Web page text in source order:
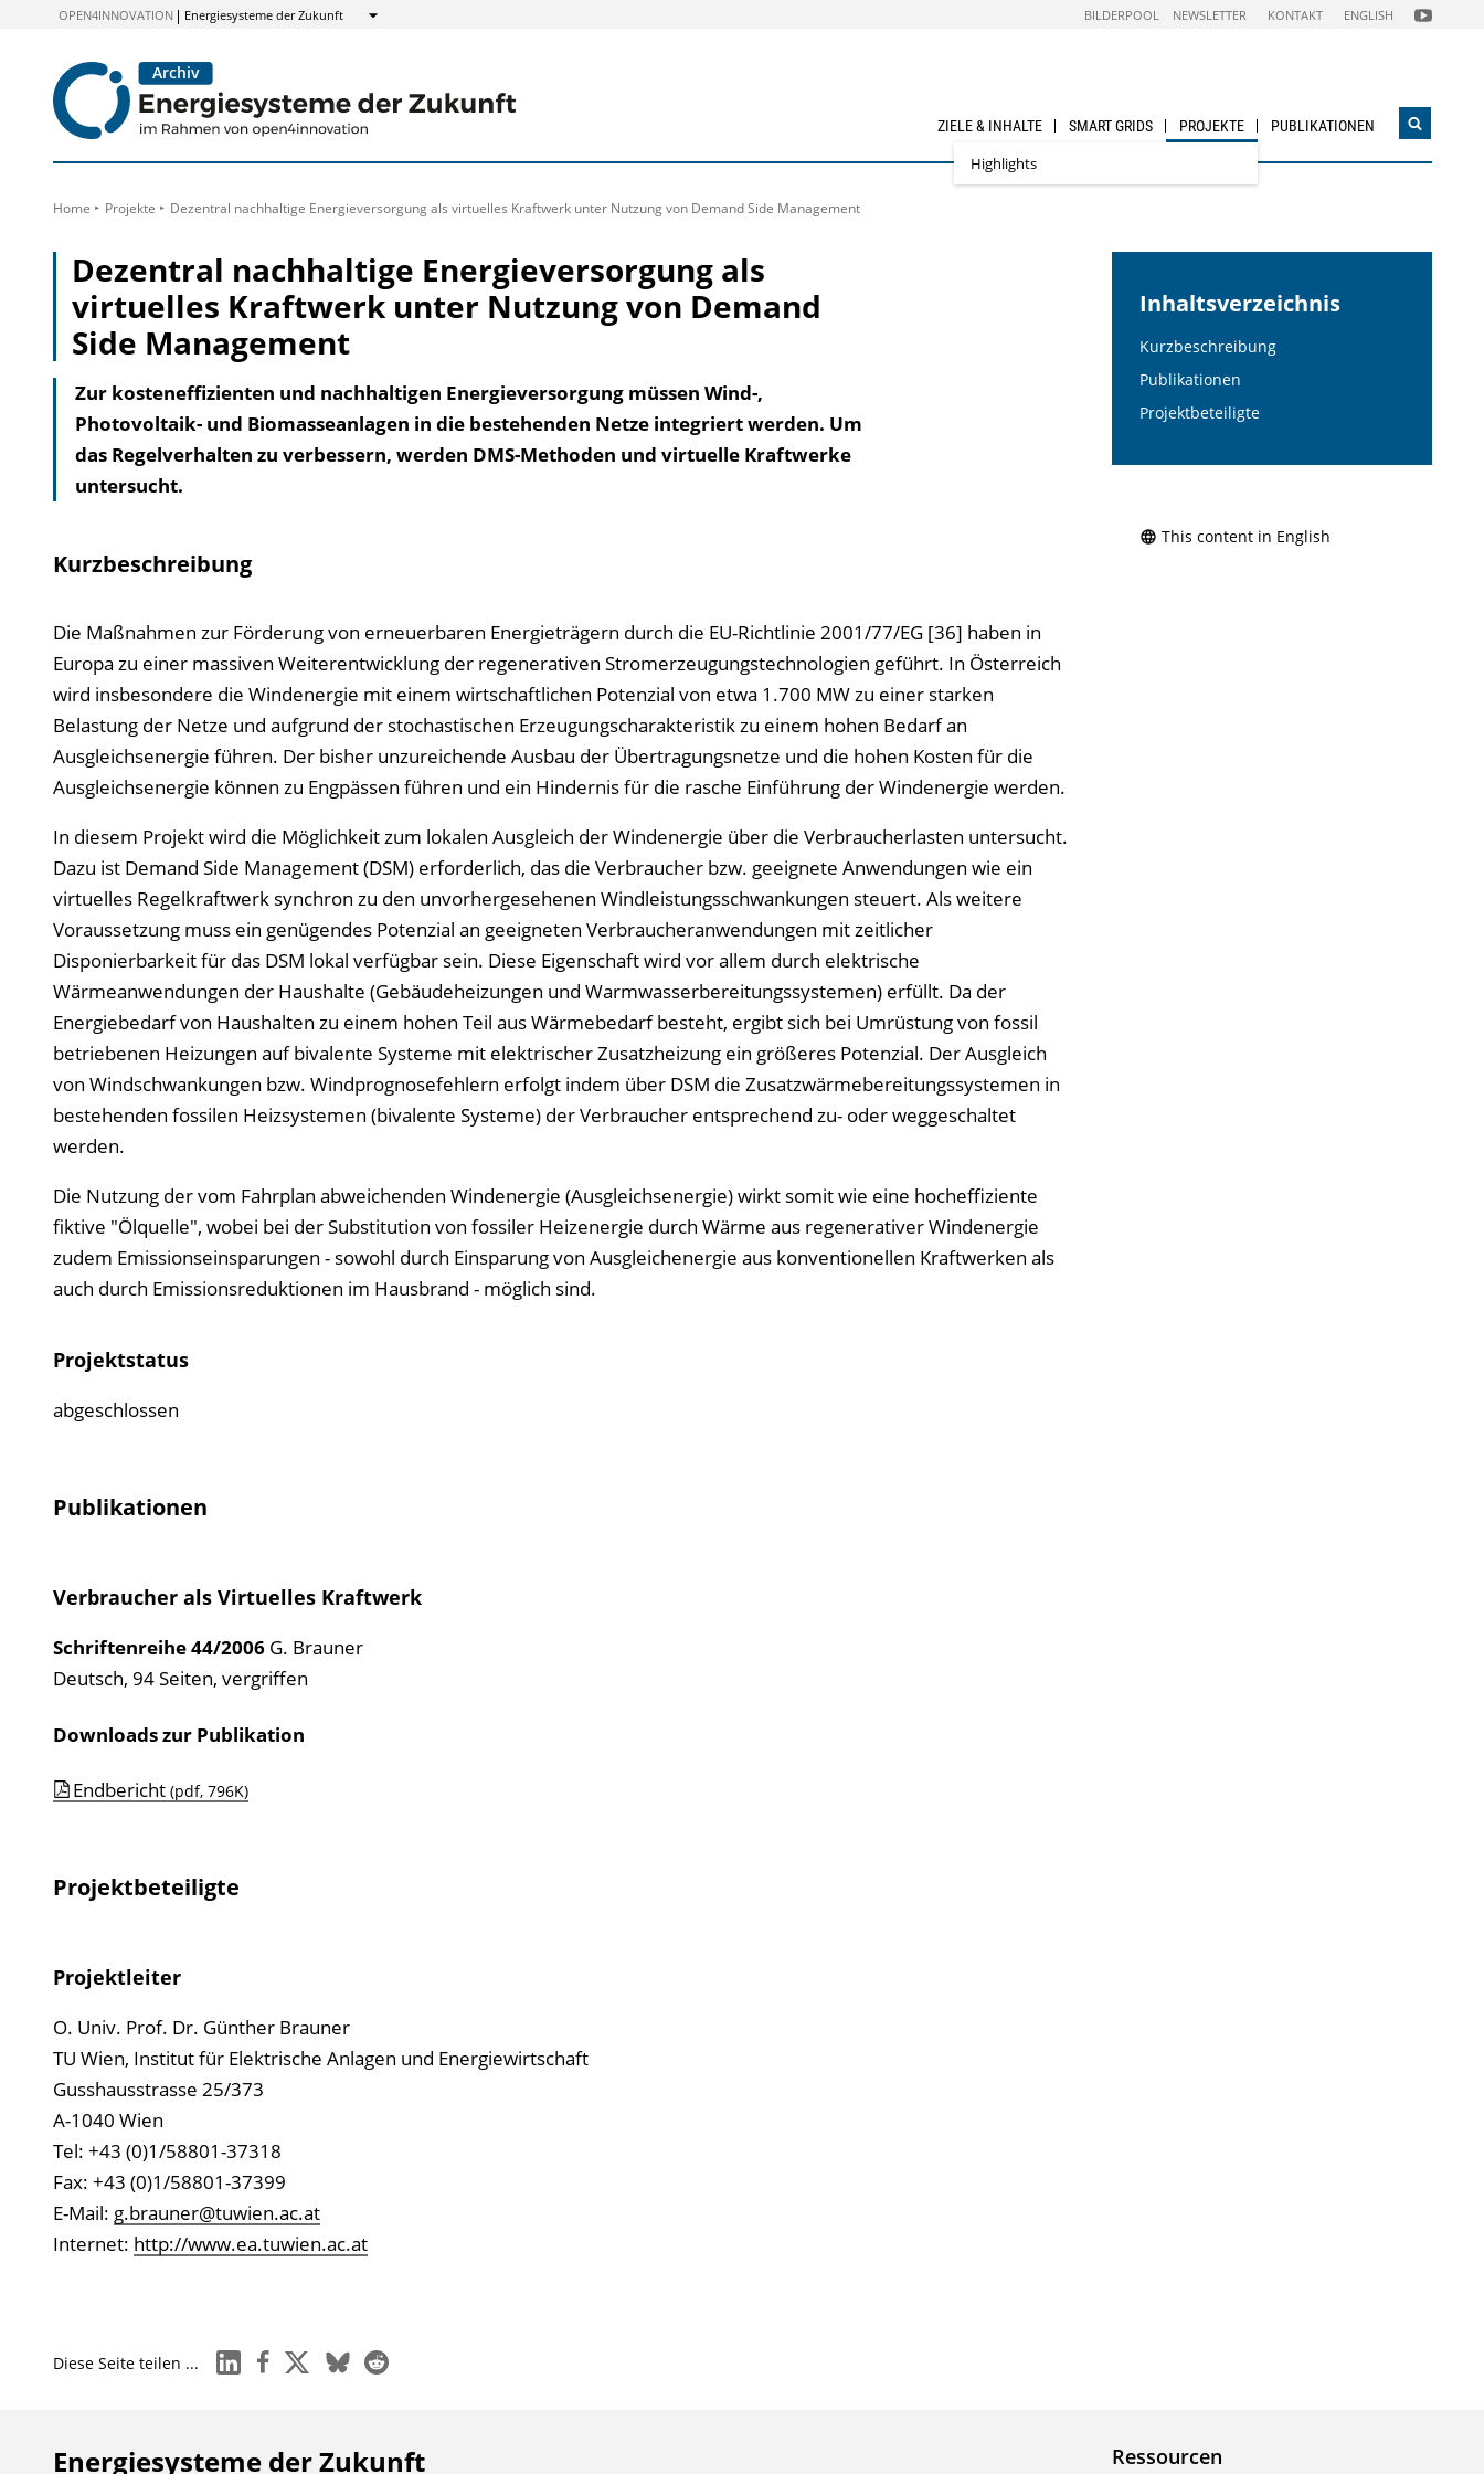
OPEN4INNOVATION Energiesysteme der Zukunft
Anzeigen
BILDERPOOL NEWSLETTER KONTAKT ENGLISH FOLGEN
SIE
ZIELE & INHALTE SMART GRIDS PROJEKTE
Highlights
PUBLIKATIONEN
Home Projekte Dezentral nachhaltige Energieversorgung als virtuelles Kraftwerk unter Nutzung von Demand Side Management
Dezentral nachhaltige Energieversorgung als
virtuelles Kraftwerk unter Nutzung von Demand
Side Management
Zur kosteneffizienten und nachhaltigen Energieversorgung müssen Wind-,
Photovoltaik- und Biomasseanlagen in die bestehenden Netze integriert werden. Um
das Regelverhalten zu verbessern, werden DMS-Methoden und virtuelle Kraftwerke
untersucht.
Kurzbeschreibung
Die Maßnahmen zur Förderung von erneuerbaren Energieträgern durch die EU-Richtlinie 2001/77/EG [36] haben in
Europa zu einer massiven Weiterentwicklung der regenerativen Stromerzeugungstechnologien geführt. In Österreich
wird insbesondere die Windenergie mit einem wirtschaftlichen Potenzial von etwa 1.700 MW zu einer starken
Belastung der Netze und aufgrund der stochastischen Erzeugungscharakteristik zu einem hohen Bedarf an
Ausgleichsenergie führen. Der bisher unzureichende Ausbau der Übertragungsnetze und die hohen Kosten für die
Ausgleichsenergie können zu Engpässen führen und ein Hindernis für die rasche Einführung der Windenergie werden.
In diesem Projekt wird die Möglichkeit zum lokalen Ausgleich der Windenergie über die Verbraucherlasten untersucht.
Dazu ist Demand Side Management (DSM) erforderlich, das die Verbraucher bzw. geeignete Anwendungen wie ein
virtuelles Regelkraftwerk synchron zu den unvorhergesehenen Windleistungsschwankungen steuert. Als weitere
Voraussetzung muss ein genügendes Potenzial an geeigneten Verbraucheranwendungen mit zeitlicher
Disponierbarkeit für das DSM lokal verfügbar sein. Diese Eigenschaft wird vor allem durch elektrische
Wärmeanwendungen der Haushalte (Gebäudeheizungen und Warmwasserbereitungssystemen) erfüllt. Da der
Energiebedarf von Haushalten zu einem hohen Teil aus Wärmebedarf besteht, ergibt sich bei Umrüstung von fossil
betriebenen Heizungen auf bivalente Systeme mit elektrischer Zusatzheizung ein größeres Potenzial. Der Ausgleich
von Windschwankungen bzw. Windprognosefehlern erfolgt indem über DSM die Zusatzwärmebereitungssystemen in
bestehenden fossilen Heizsystemen (bivalente Systeme) der Verbraucher entsprechend zu- oder weggeschaltet
werden.
Die Nutzung der vom Fahrplan abweichenden Windenergie (Ausgleichsenergie) wirkt somit wie eine hocheffiziente
fiktive "Ölquelle", wobei bei der Substitution von fossiler Heizenergie durch Wärme aus regenerativer Windenergie
zudem Emissionseinsparungen - sowohl durch Einsparung von Ausgleichenergie aus konventionellen Kraftwerken als
auch durch Emissionsreduktionen im Hausbrand - möglich sind.
Projektstatus
abgeschlossen
Publikationen
Verbraucher als Virtuelles Kraftwerk
Schriftenreihe44/2006 G. Brauner
Deutsch, 94 Seiten, vergriffen
Downloads zur Publikation
Endbericht(pdf, 796K)
Projektbeteiligte
Projektleiter
O. Univ. Prof. Dr. Günther Brauner
TU Wien, Institut für Elektrische Anlagen und Energiewirtschaft
Gusshausstrasse 25/373
A-1040 Wien
Tel: +43 (0)1/58801-37318
Fax: +43 (0)1/58801-37399
E-Mail: g.brauner@tuwien.ac.at
Internet: http://www.ea.tuwien.ac.at
Inhaltsverzeichnis
Kurzbeschreibung
Publikationen
Projektbeteiligte
This content in English
Diese Seite teilen ... linkedinfacebook
x blueskyreddit
Energiesysteme der Zukunft Ressourcen